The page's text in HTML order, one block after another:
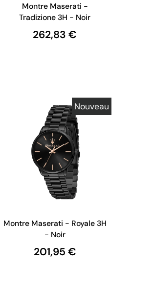
Montre Maserati -
Tradizione 3H - Noir
262,83 €
Nouveau
Montre Maserati - Royale 3H
- Noir
201,95 €